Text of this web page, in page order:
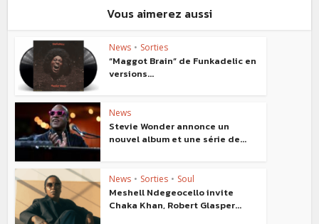
Vous aimerez aussi
News • Sorties
“Maggot Brain” de Funkadelic en
versions...
News
Stevie Wonder annonce un
nouvel album et une série de...
News • Sorties • Soul
Meshell Ndegeocello invite
Chaka Khan, Robert Glasper...